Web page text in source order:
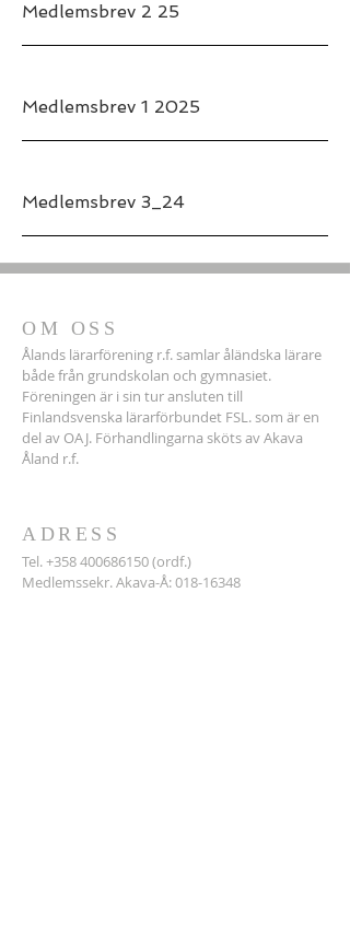
Medlemsbrev 2 25
Medlemsbrev 1 2025
Medlemsbrev 3_24
OM OSS
Ålands lärarförening r.f. samlar åländska lärare
både från grundskolan och gymnasiet.
Föreningen är i sin tur ansluten till
Finlandsvenska lärarförbundet FSL. som är en
del av OAJ. Förhandlingarna sköts av Akava
Åland r.f.
ADRESS
Tel.+358 400686150(ordf.)
Medlemssekr. Akava-Å:018-16348